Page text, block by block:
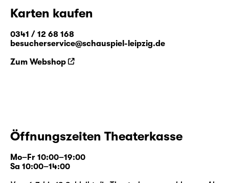
Karten kaufen
0341 / 12 68 168
besucherservice@schauspiel-leipzig.de
Zum Webshop
Öffnungszeiten Theaterkasse
Mo–Fr 10:00–19:00
Sa 10:00–14:00